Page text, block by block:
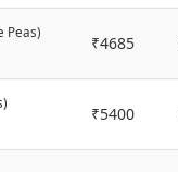
Peas)
₹4685
₹5400